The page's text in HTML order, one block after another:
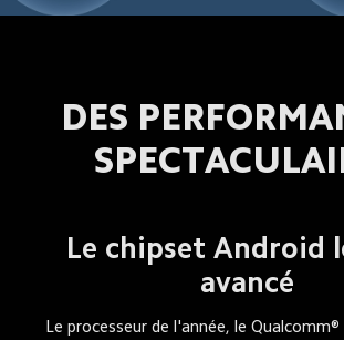
DES
Le chipset Android
avancé
Le processeur de l'année, le